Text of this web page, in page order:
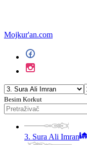
Mojkur'an.com
Besim Korkut
3. Sura Ali Imran